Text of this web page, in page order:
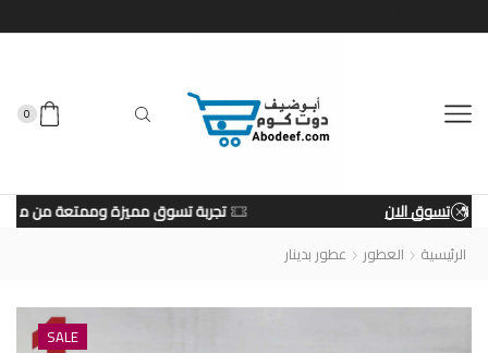
0
تجربة تسوق مميزة وممتعة من متجرنا تسوق الان
الرئيسية العطور عطور بدينار
SALE